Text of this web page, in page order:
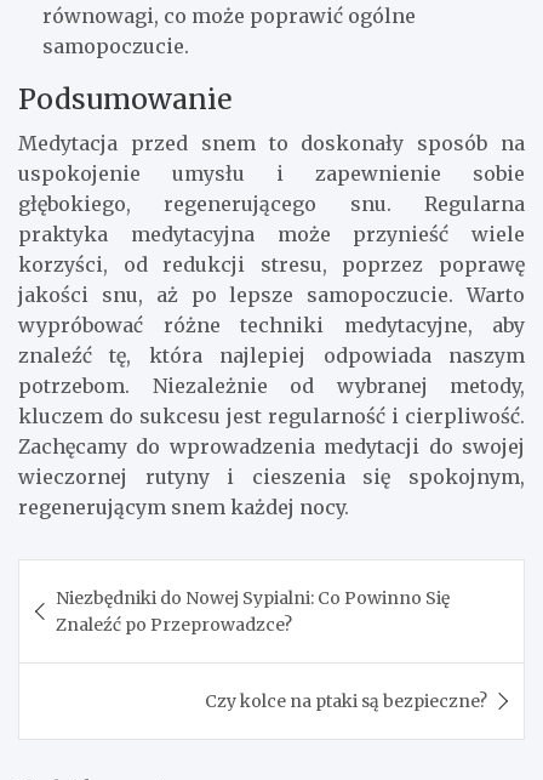
równowagi, co może poprawić ogólne
samopoczucie.
Podsumowanie
Medytacja przed snem to doskonały sposób na
uspokojenie umysłu i zapewnienie sobie
głębokiego, regenerującego snu. Regularna
praktyka medytacyjna może przynieść wiele
korzyści, od redukcji stresu, poprzez poprawę
jakości snu, aż po lepsze samopoczucie. Warto
wypróbować różne techniki medytacyjne, aby
znaleźć tę, która najlepiej odpowiada naszym
potrzebom. Niezależnie od wybranej metody,
kluczem do sukcesu jest regularność i cierpliwość.
Zachęcamy do wprowadzenia medytacji do swojej
wieczornej rutyny i cieszenia się spokojnym,
regenerującym snem każdej nocy.
wpisu
Niezbędniki do Nowej Sypialni: Co Powinno Się
Znaleźć po Przeprowadzce?
Czy kolce na ptaki są bezpieczne?